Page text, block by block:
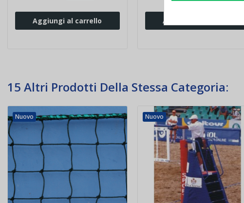
Aggiungi al carrello Aggiungi al carrello
15 Altri Prodotti Della Stessa Categoria:
Nuovo Nuovo